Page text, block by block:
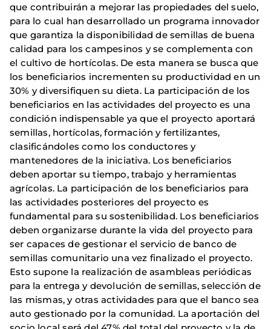
que contribuirán a mejorar las propiedades del suelo,
para lo cual han desarrollado un programa innovador
que garantiza la disponibilidad de semillas de buena
calidad para los campesinos y se complementa con
el cultivo de hortícolas. De esta manera se busca que
los beneficiarios incrementen su productividad en un
30% y diversifiquen su dieta. La participación de los
beneficiarios en las actividades del proyecto es una
condición indispensable ya que el proyecto aportará
semillas, hortícolas, formación y fertilizantes,
clasificándoles como los conductores y
mantenedores de la iniciativa. Los beneficiarios
deben aportar su tiempo, trabajo y herramientas
agrícolas. La participación de los beneficiarios para
las actividades posteriores del proyecto es
fundamental para su sostenibilidad. Los beneficiarios
deben organizarse durante la vida del proyecto para
ser capaces de gestionar el servicio de banco de
semillas comunitario una vez finalizado el proyecto.
Esto supone la realización de asambleas periódicas
para la entrega y devolución de semillas, selección de
las mismas, y otras actividades para que el banco sea
auto gestionado por la comunidad. La aportación del